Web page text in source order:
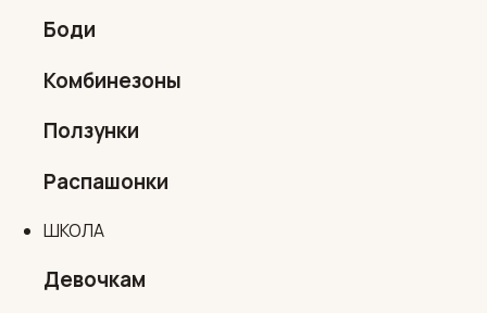
Боди
Комбинезоны
Ползунки
Распашонки
ШКОЛА
Девочкам